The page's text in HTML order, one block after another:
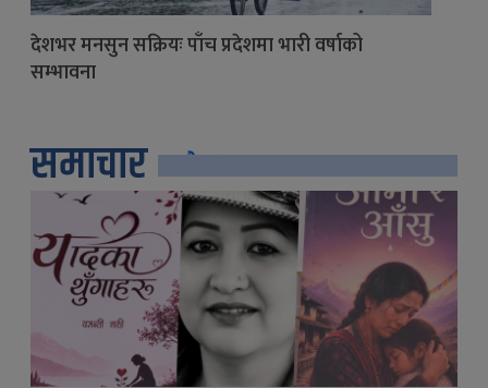
देशभर मनसुन सक्रियः पाँच प्रदेशमा भारी वर्षाको
सम्भावना
समाचार सबै